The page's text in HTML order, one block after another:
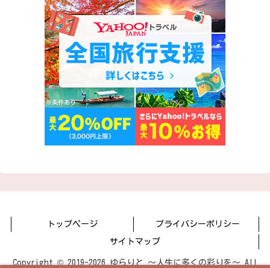
トップページ プライバシーポリシー
サイトマップ
Copyright © 2019-2026 ゆらりと 〜人生に多くの彩りを〜 All